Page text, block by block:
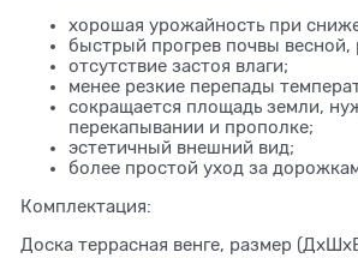
хорошая урожайность при
быстрый прогрев почвы весной,
отсутствие застоя влаги;
менее резкие перепады
сокращается площадь земли,
перекапывании и прополке;
эстетичный внешний вид;
более простой уход за
Комплектация:
Доска террасная венге, размер